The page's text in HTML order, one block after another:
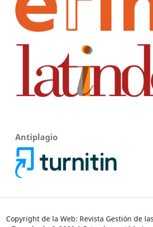
Antiplagio
Copyright de la Web: Revista Gestión de